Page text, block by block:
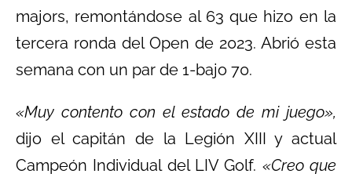
majors, remontándose al 63 que hizo en la
tercera ronda del Open de 2023. Abrió esta
semana con un par de 1-bajo 70.
«Muy contento con el estado de mi juego»,
dijo el capitán de la Legión XIII y actual
Campeón Individual del LIV Golf. «Creo que